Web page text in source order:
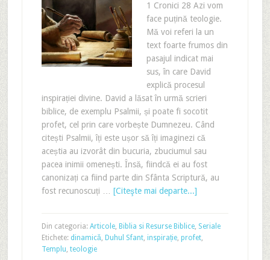
1 Cronici 28 Azi vom
face puțină teologie.
Mă voi referi la un
text foarte frumos din
pasajul indicat mai
sus, în care David
explică procesul
inspirației divine. David a lăsat în urmă scrieri
biblice, de exemplu Psalmii, și poate fi socotit
profet, cel prin care vorbește Dumnezeu. Când
citești Psalmii, îți este ușor să îți imaginezi că
aceștia au izvorât din bucuria, zbuciumul sau
pacea inimii omenești. Însă, fiindcă ei au fost
canonizați ca fiind parte din Sfânta Scriptură, au
fost recunoscuți … [Citeşte mai departe...]
Din categoria: Articole, Biblia si Resurse Biblice, Seriale
Etichete: dinamică, Duhul Sfant, inspirație, profet,
Templu, teologie